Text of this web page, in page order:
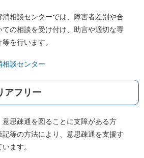
消相談センターでは、障害者差別や合
の相談を受け付け、助言や適切な専
を行います。
相談センター
アフリー
意思疎通を図ることに支障がある方
等の方法により、意思疎通を支援す
ます。